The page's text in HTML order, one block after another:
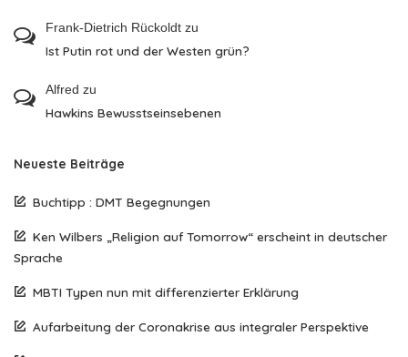
Frank-Dietrich Rückoldt zu
Ist Putin rot und der Westen grün?
Alfred zu
Hawkins Bewusstseinsebenen
Neueste Beiträge
Buchtipp : DMT Begegnungen
Ken Wilbers „Religion auf Tomorrow“ erscheint in deutscher
Sprache
MBTI Typen nun mit differenzierter Erklärung
Aufarbeitung der Coronakrise aus integraler Perspektive